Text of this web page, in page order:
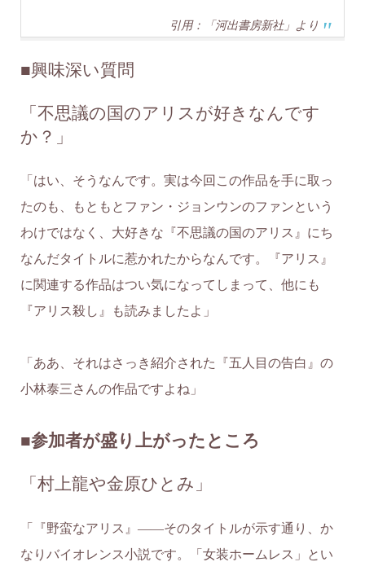
引用：「河出書房新社」より
■興味深い質問
「不思議の国のアリスが好きなんです
か？」
「はい、そうなんです。実は今回この作品を手に取っ
たのも、もともとファン・ジョンウンのファンという
わけではなく、大好きな『不思議の国のアリス』にち
なんだタイトルに惹かれたからなんです。『アリス』
に関連する作品はつい気になってしまって、他にも
『アリス殺し』も読みましたよ」
「ああ、それはさっき紹介された『五人目の告白』の
小林泰三さんの作品ですよね」
■参加者が盛り上がったところ
「村上龍や金原ひとみ」
「『野蛮なアリス』——そのタイトルが示す通り、か
なりバイオレンス小説です。「女装ホームレス」とい